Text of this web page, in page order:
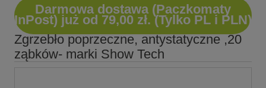
Darmowa dostawa (Paczkomaty
InPost) już od 79,00 zł. (Tylko PL i PLN)
Zgrzebło poprzeczne, antystatyczne ,20
ząbków- marki Show Tech